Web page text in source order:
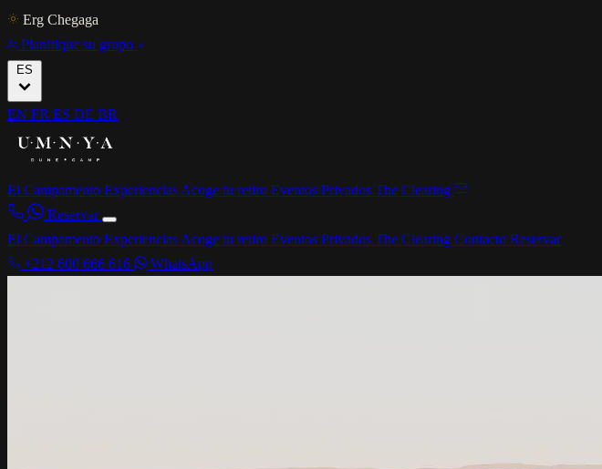
Erg Chegaga
Planifique su grupo
ES
EN FR ES DE BR
El Campamento Experiencias Acoge tu retiro Eventos Privados The Clearing
Reservar
El Campamento Experiencias Acoge tu retiro Eventos Privados The Clearing Contacto Reservar
+212 600 666 616
WhatsApp